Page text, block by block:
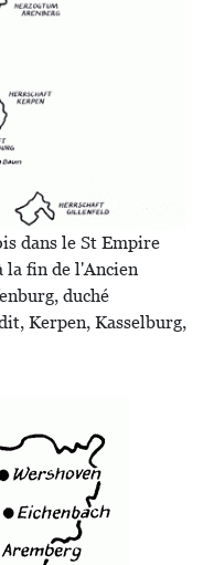
dans le St Empire
la fin de l'Ancien
duché
Kerpen, Kasselburg,